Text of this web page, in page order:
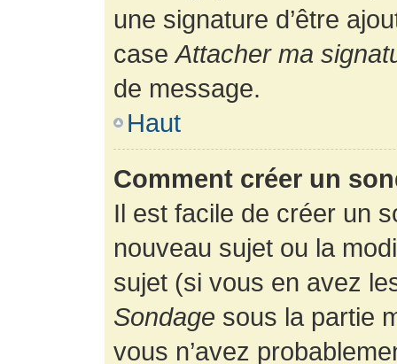
une signature d’être
caseAttacher ma
de message.
Haut
Comment créer un
Il est facile de créer un
nouveau sujet ou la
sujet (si vous en avez
Sondage sous la partie
vous n’avez